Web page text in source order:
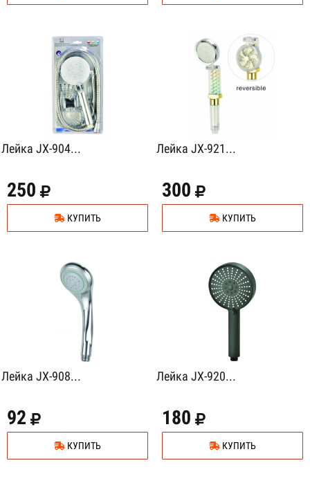
Лейка JX-904...
250
КУПИТЬ
Лейка JX-921...
300
КУПИТЬ
Лейка JX-908...
92
КУПИТЬ
Лейка JX-920...
180
КУПИТЬ